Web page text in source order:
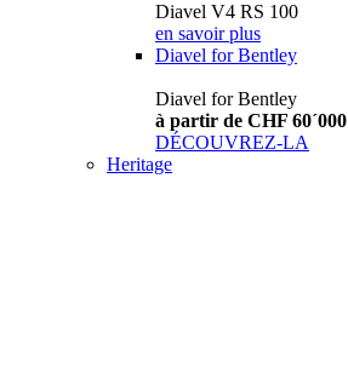
Diavel V4 RS 100
en savoir plus
Diavel for Bentley
Diavel for Bentley
à partir de CHF 60´000
DÉCOUVREZ-LA
Heritage